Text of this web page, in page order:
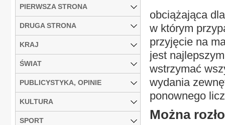
obciążająca
w którym
przyjęcie na
jest
wstrzymać
wydania
ponownego
Można
PIERWSZA STRONA
DRUGA STRONA
KRAJ
ŚWIAT
PUBLICYSTYKA, OPINIE
KULTURA
SPORT